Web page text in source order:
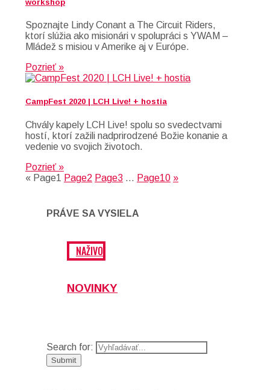
workshop
Spoznajte Lindy Conant a The Circuit Riders,
ktorí slúžia ako misionári v spolupráci s YWAM –
Mládež s misiou v Amerike aj v Európe.
Pozrieť »
CampFest 2020 | LCH Live! + hostia
Chvály kapely LCH Live! spolu so svedectvami
hostí, ktorí zažili nadprirodzené Božie konanie a
vedenie vo svojich životoch.
Pozrieť »
« Page1 Page2 Page3 … Page10 »
PRÁVE SA VYSIELA
NAŽIVO
NOVINKY
Search for: